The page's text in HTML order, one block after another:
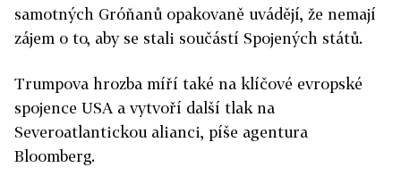
samotných Gróňanů opakovaně uvádějí, že nemají
zájem o to, aby se stali součástí Spojených států.
Trumpova hrozba míří také na klíčové evropské
spojence USA a vytvoří další tlak na
Severoatlantickou alianci, píše agentura
Bloomberg.